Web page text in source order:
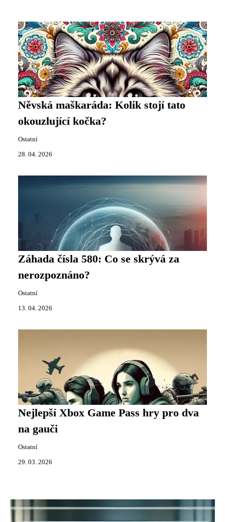
Něvská maškaráda: Kolik stojí tato
okouzlující kočka?
Ostatní
28. 04. 2026
Záhada čísla 580: Co se skrývá za
nerozpoznáno?
Ostatní
13. 04. 2026
Nejlepší Xbox Game Pass hry pro dva
na gauči
Ostatní
29. 03. 2026